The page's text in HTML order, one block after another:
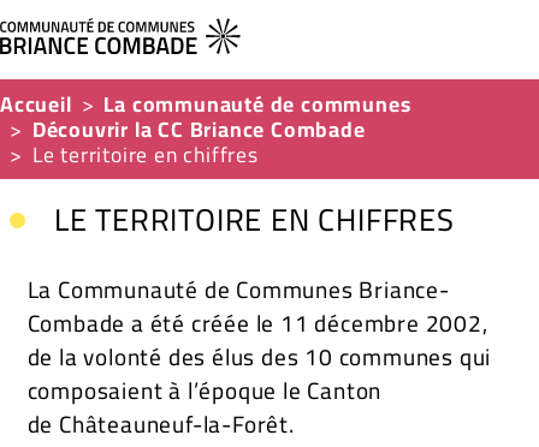
Accueil La communauté de communes
Découvrir la CC Briance Combade
Le territoire en chiffres
LE TERRITOIRE EN CHIFFRES
La Communauté de Communes Briance-
Combade a été créée le 11 décembre 2002,
de la volonté des élus des 10 communes qui
composaient à l’époque le Canton
de Châteauneuf-la-Forêt.